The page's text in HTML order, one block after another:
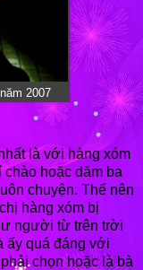
2007
là với hàng xóm
hoặc dăm ba
chuyện. Thế nên
hàng xóm bị
người từ trên trời
ấy quá đáng với
chọn hoặc là bà